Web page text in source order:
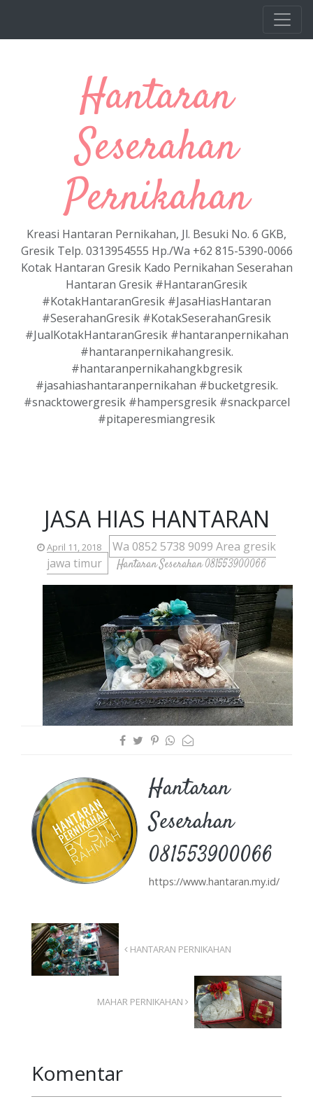
Hantaran
Seserahan
Pernikahan
Kreasi Hantaran Pernikahan, Jl. Besuki No. 6 GKB,
Gresik Telp. 0313954555 Hp./Wa +62 815-5390-0066
Kotak Hantaran Gresik Kado Pernikahan Seserahan
Hantaran Gresik #HantaranGresik
#KotakHantaranGresik #JasaHiasHantaran
#SeserahanGresik #KotakSeserahanGresik
#JualKotakHantaranGresik #hantaranpernikahan
#hantaranpernikahangresik.
#hantaranpernikahangkbgresik
#jasahiashantaranpernikahan #bucketgresik.
#snacktowergresik #hampersgresik #snackparcel
#pitaperesmiangresik
JASA HIAS HANTARAN
April 11, 2018
Wa 0852 5738 9099 Area gresik
jawa timur
Hantaran Seserahan 081553900066
Hantaran
Seserahan
081553900066
https://www.hantaran.my.id/
HANTARAN PERNIKAHAN
MAHAR PERNIKAHAN
Komentar